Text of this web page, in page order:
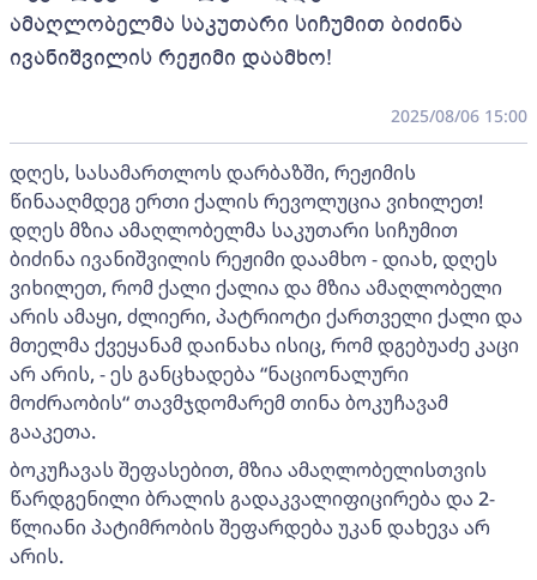
ამაღლობელმა საკუთარი სიჩუმით ბიძინა
ივანიშვილის რეჟიმი დაამხო!
2025/08/06 15:00
დღეს, სასამართლოს დარბაზში, რეჟიმის
წინააღმდეგ ერთი ქალის რევოლუცია ვიხილეთ!
დღეს მზია ამაღლობელმა საკუთარი სიჩუმით
ბიძინა ივანიშვილის რეჟიმი დაამხო - დიახ, დღეს
ვიხილეთ, რომ ქალი ქალია და მზია ამაღლობელი
არის ამაყი, ძლიერი, პატრიოტი ქართველი ქალი და
მთელმა ქვეყანამ დაინახა ისიც, რომ დგებუაძე კაცი
არ არის, - ეს განცხადება “ნაციონალური
მოძრაობის“ თავმჯდომარემ თინა ბოკუჩავამ
გააკეთა.
ბოკუჩავას შეფასებით, მზია ამაღლობელისთვის
წარდგენილი ბრალის გადაკვალიფიცირება და 2-
წლიანი პატიმრობის შეფარდება უკან დახევა არ
არის.